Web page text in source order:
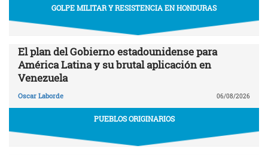
GOLPE MILITAR Y RESISTENCIA EN HONDURAS
El plan del Gobierno estadounidense para
América Latina y su brutal aplicación en
Venezuela
Oscar Laborde 06/08/2026
PUEBLOS ORIGINARIOS